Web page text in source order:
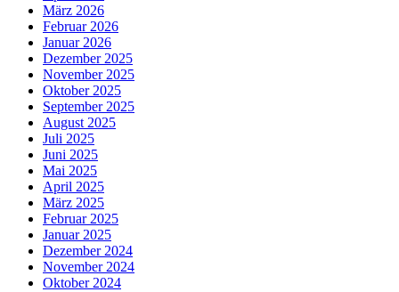
März 2026
Februar 2026
Januar 2026
Dezember 2025
November 2025
Oktober 2025
September 2025
August 2025
Juli 2025
Juni 2025
Mai 2025
April 2025
März 2025
Februar 2025
Januar 2025
Dezember 2024
November 2024
Oktober 2024